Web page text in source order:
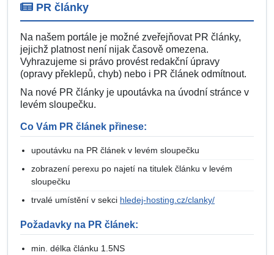
PR články
Na našem portále je možné zveřejňovat PR články,
jejichž platnost není nijak časově omezena.
Vyhrazujeme si právo provést redakční úpravy
(opravy překlepů, chyb) nebo i PR článek odmítnout.
Na nové PR články je upoutávka na úvodní stránce v
levém sloupečku.
Co Vám PR článek přinese:
upoutávku na PR článek v levém sloupečku
zobrazení perexu po najetí na titulek článku v levém
sloupečku
trvalé umístění v sekci hledej-hosting.cz/clanky/
Požadavky na PR článek:
min. délka článku 1.5NS